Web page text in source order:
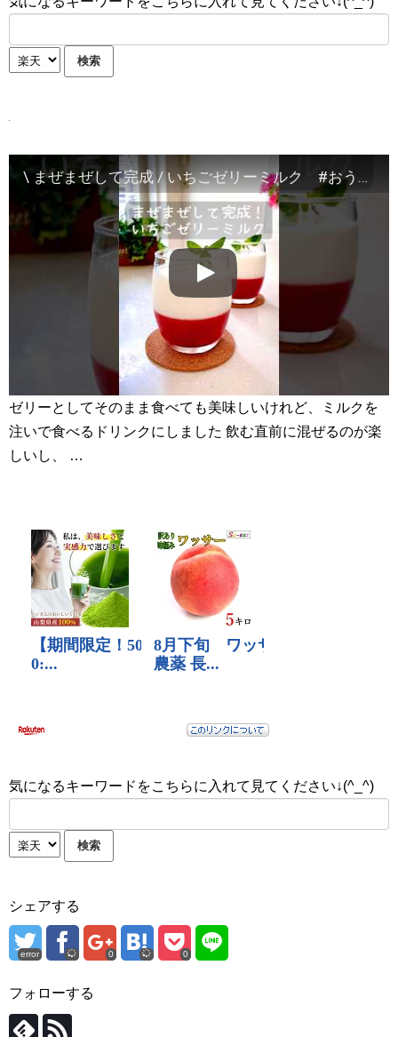
\ まぜまぜして完成 / いちごゼリーミルク #おうちカフェ #簡単レシピ
ゼリーとしてそのまま食べても美味しいけれど、ミルクを
注いで食べるドリンクにしました 飲む直前に混ぜるのが楽
しいし、 …
気になるキーワードをこちらに入れて見てください↓(^_^)
シェアする
error 0 0
フォローする